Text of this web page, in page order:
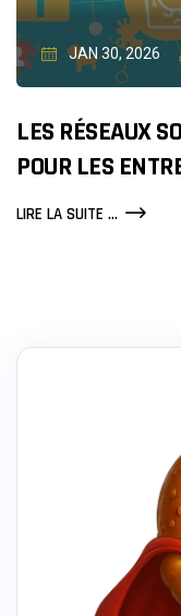
JAN 30, 2026
LES RÉSEAUX
POUR LES
LIRE LA SUITE ...LES